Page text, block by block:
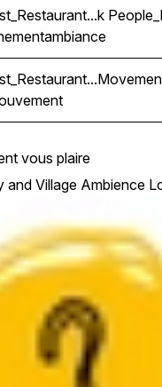
Cafe
ambiance
Cafe
vous plaire
and Village Ambience